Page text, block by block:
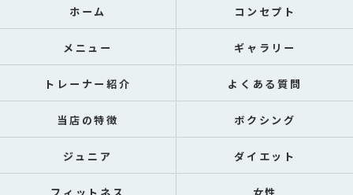
ホーム コンセプト
メニュー ギャラリー
トレーナー紹介 よくある質問
当店の特徴 ボクシング
ジュニア ダイエット
フィットネス 女性